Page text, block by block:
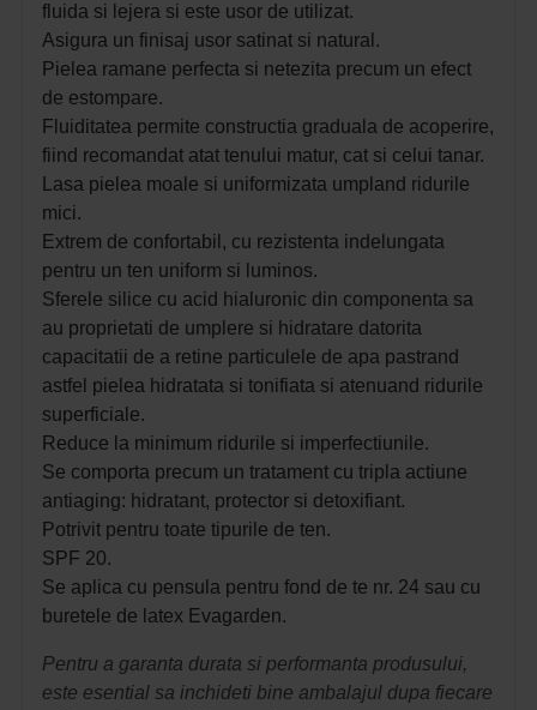
fluida si lejera si este usor de utilizat.
Asigura un finisaj usor satinat si natural.
Pielea ramane perfecta si netezita precum un efect
de estompare.
Fluiditatea permite constructia graduala de acoperire,
fiind recomandat atat tenului matur, cat si celui tanar.
Lasa pielea moale si uniformizata umpland ridurile
mici.
Extrem de confortabil, cu rezistenta indelungata
pentru un ten uniform si luminos.
Sferele silice cu acid hialuronic din componenta sa
au proprietati de umplere si hidratare datorita
capacitatii de a retine particulele de apa pastrand
astfel pielea hidratata si tonifiata si atenuand ridurile
superficiale.
Reduce la minimum ridurile si imperfectiunile.
Se comporta precum un tratament cu tripla actiune
antiaging: hidratant, protector si detoxifiant.
Potrivit pentru toate tipurile de ten.
SPF 20.
Se aplica cu pensula pentru fond de te nr. 24 sau cu
buretele de latex Evagarden.
Pentru a garanta durata si performanta produsului,
este esential sa inchideti bine ambalajul dupa fiecare